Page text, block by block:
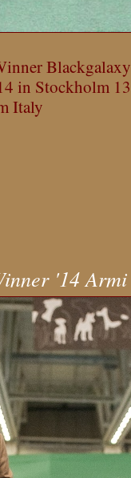
in Stockholm
Italy
'14 Armi